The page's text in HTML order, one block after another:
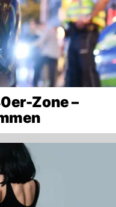
Zone –